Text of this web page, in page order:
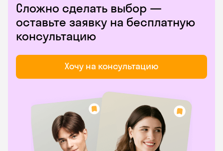
Сложно сделать выбор —
оставьте заявку на бесплатную
консультацию
Хочу на консультацию